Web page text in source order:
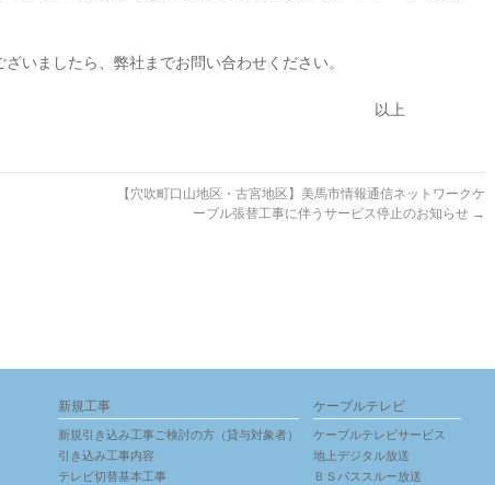
いましたら、弊社までお問い合わせください。
上
【穴吹町口山地区・古宮地区】美馬市情報通信ネットワークケ
ーブル張替工事に伴うサービス停止のお知らせ →
新規工事
新規引き込み工事ご検討の方（貸与対象者）
引き込み工事内容
テレビ切替基本工事
ケーブルテレビ
ケーブルテレビサービス
地上デジタル放送
ＢＳパススルー放送